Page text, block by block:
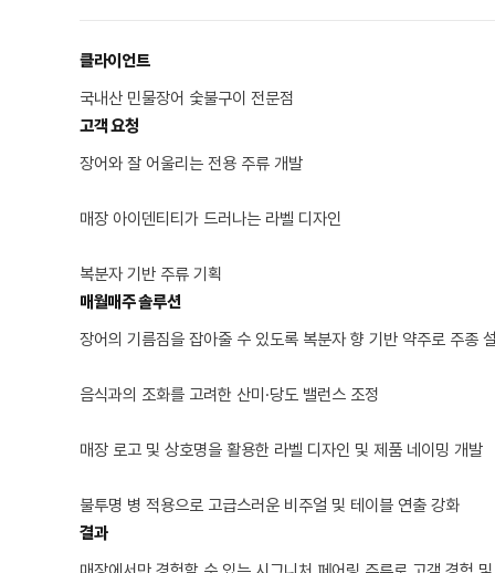
클라이언트
국내산 민물장어 숯불구이 전문점
고객 요청
장어와 잘 어울리는 전용 주류 개발
매장 아이덴티티가 드러나는 라벨 디자인
복분자 기반 주류 기획
매월매주 솔루션
장어의 기름짐을 잡아줄 수 있도록 복분자 향 기반 약주로 주종
음식과의 조화를 고려한 산미·당도 밸런스 조정
매장 로고 및 상호명을 활용한 라벨 디자인 및 제품 네이밍 개발
불투명 병 적용으로 고급스러운 비주얼 및 테이블 연출 강화
결과